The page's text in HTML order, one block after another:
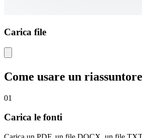
Carica file
Come usare un
01
Carica le fonti